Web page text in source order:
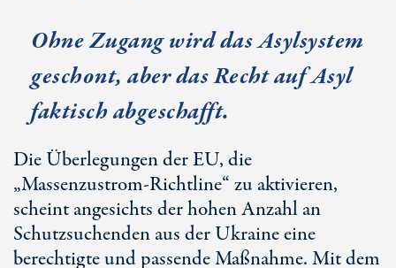
Ohne Zugang wird das Asylsystem
geschont, aber das Recht auf Asyl
faktisch abgeschafft.
Die Überlegungen der EU, die
„Massenzustrom-Richtline“ zu aktivieren,
scheint angesichts der hohen Anzahl an
Schutzsuchenden aus der Ukraine eine
berechtigte und passende Maßnahme. Mit dem